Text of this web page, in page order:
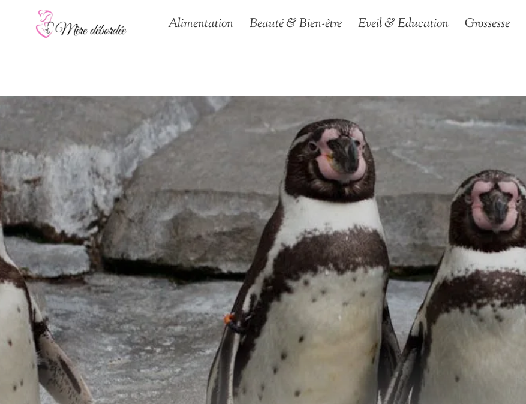
Alimentation Beauté & Bien-être Eveil & Education Grossesse